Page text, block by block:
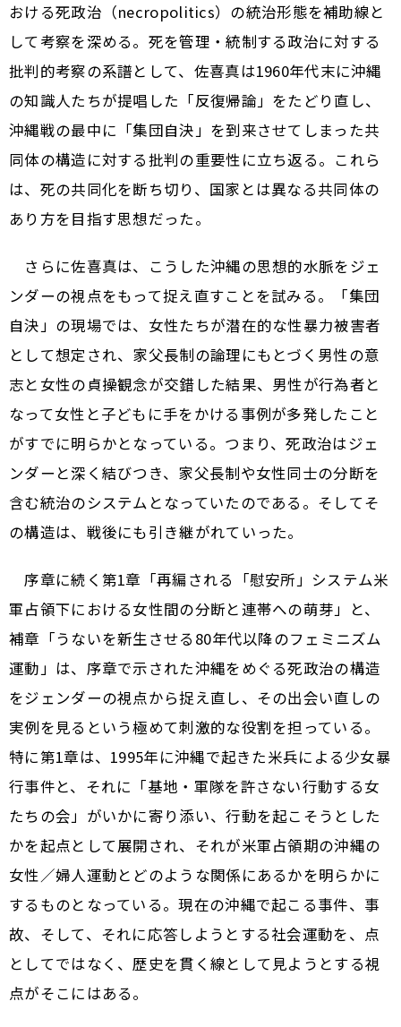
おける死政治（necropolitics）の統治形態を補助線と
して考察を深める。死を管理・統制する政治に対する
批判的考察の系譜として、佐喜真は1960年代末に沖縄
の知識人たちが提唱した「反復帰論」をたどり直し、
沖縄戦の最中に「集団自決」を到来させてしまった共
同体の構造に対する批判の重要性に立ち返る。これら
は、死の共同化を断ち切り、国家とは異なる共同体の
あり方を目指す思想だった。
さらに佐喜真は、こうした沖縄の思想的水脈をジェ
ンダーの視点をもって捉え直すことを試みる。「集団
自決」の現場では、女性たちが潜在的な性暴力被害者
として想定され、家父長制の論理にもとづく男性の意
志と女性の貞操観念が交錯した結果、男性が行為者と
なって女性と子どもに手をかける事例が多発したこと
がすでに明らかとなっている。つまり、死政治はジェ
ンダーと深く結びつき、家父長制や女性同士の分断を
含む統治のシステムとなっていたのである。そしてそ
の構造は、戦後にも引き継がれていった。
序章に続く第1章「再編される「慰安所」システム――米
軍占領下における女性間の分断と連帯への萌芽」と、
補章「うないを新生させる――80年代以降のフェミニズム
運動」は、序章で示された沖縄をめぐる死政治の構造
をジェンダーの視点から捉え直し、その出会い直しの
実例を見るという極めて刺激的な役割を担っている。
特に第1章は、1995年に沖縄で起きた米兵による少女暴
行事件と、それに「基地・軍隊を許さない行動する女
たちの会」がいかに寄り添い、行動を起こそうとした
かを起点として展開され、それが米軍占領期の沖縄の
女性／婦人運動とどのような関係にあるかを明らかに
するものとなっている。現在の沖縄で起こる事件、事
故、そして、それに応答しようとする社会運動を、点
としてではなく、歴史を貫く線として見ようとする視
点がそこにはある。